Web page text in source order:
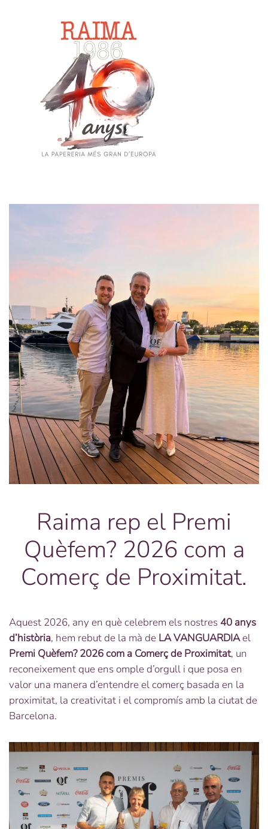
Skip to main content
Raima rep el Premi
Quèfem? 2026 com a
Comerç de Proximitat.
Aquest 2026, any en què celebrem els nostres 40 anys
d’història, hem rebut de la mà de LA VANGUARDIAel
Premi Quèfem? 2026 com a Comerç de Proximitat, un
reconeixement que ens omple d’orgull i que posa en
valor una manera d’entendre el comerç basada en la
proximitat, la creativitat i el compromís amb la ciutat de
Barcelona.